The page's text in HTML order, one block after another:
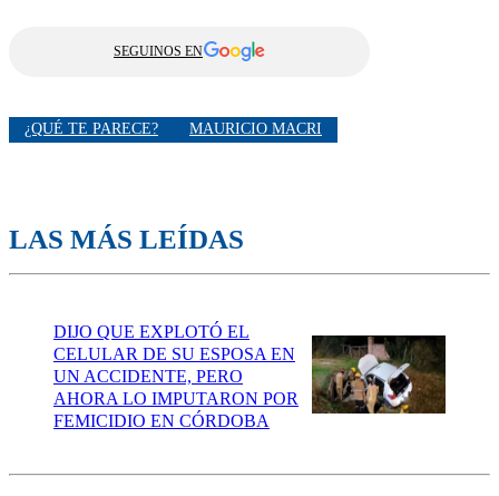
SEGUINOS EN
¿QUÉ TE PARECE? MAURICIO MACRI
LAS MÁS LEÍDAS
DIJO QUE EXPLOTÓ EL
CELULAR DE SU ESPOSA EN
UN ACCIDENTE, PERO
AHORA LO IMPUTARON POR
FEMICIDIO EN CÓRDOBA